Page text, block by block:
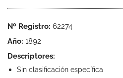
Nº Registro: 62274
Año: 1892
Descriptores:
Sin clasificación específica